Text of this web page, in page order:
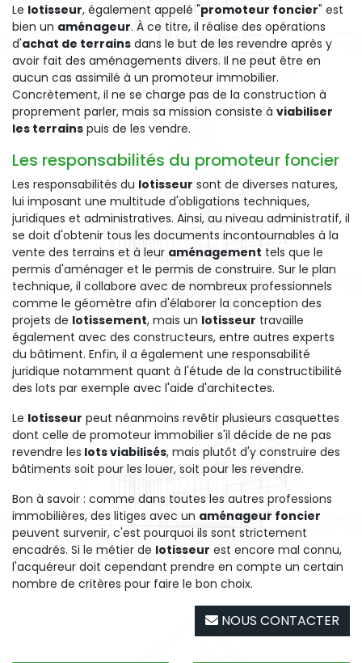
Le lotisseur, également appelé "promoteur foncier" est
bien un aménageur. À ce titre, il réalise des opérations
d'achat de terrains dans le but de les revendre après y
avoir fait des aménagements divers. Il ne peut être en
aucun cas assimilé à un promoteur immobilier.
Concrètement, il ne se charge pas de la construction à
proprement parler, mais sa mission consiste à viabiliser
les terrains puis de les vendre.
Les responsabilités du promoteur foncier
Les responsabilités du lotisseur sont de diverses natures,
lui imposant une multitude d'obligations techniques,
juridiques et administratives. Ainsi, au niveau administratif, il
se doit d'obtenir tous les documents incontournables à la
vente des terrains et à leur aménagement tels que le
permis d'aménager et le permis de construire. Sur le plan
technique, il collabore avec de nombreux professionnels
comme le géomètre afin d'élaborer la conception des
projets de lotissement, mais un lotisseur travaille
également avec des constructeurs, entre autres experts
du bâtiment. Enfin, il a également une responsabilité
juridique notamment quant à l'étude de la constructibilité
des lots par exemple avec l'aide d'architectes.
Le lotisseur peut néanmoins revêtir plusieurs casquettes
dont celle de promoteur immobilier s'il décide de ne pas
revendre les lots viabilisés, mais plutôt d'y construire des
bâtiments soit pour les louer, soit pour les revendre.
Bon à savoir : comme dans toutes les autres professions
immobilières, des litiges avec un aménageur foncier
peuvent survenir, c'est pourquoi ils sont strictement
encadrés. Si le métier de lotisseur est encore mal connu,
l'acquéreur doit cependant prendre en compte un certain
nombre de critères pour faire le bon choix.
NOUS CONTACTER